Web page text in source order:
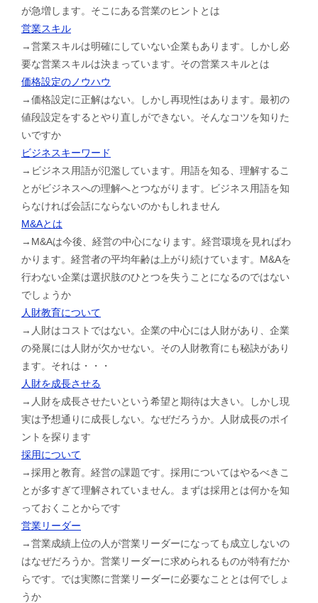
が急増します。そこにある営業のヒントとは
営業スキル
→営業スキルは明確にしていない企業もあります。しかし必
要な営業スキルは決まっています。その営業スキルとは
価格設定のノウハウ
→価格設定に正解はない。しかし再現性はあります。最初の
値段設定をするとやり直しができない。そんなコツを知りた
いですか
ビジネスキーワード
→ビジネス用語が氾濫しています。用語を知る、理解するこ
とがビジネスへの理解へとつながります。ビジネス用語を知
らなければ会話にならないのかもしれません
M&Aとは
→M&Aは今後、経営の中心になります。経営環境を見ればわ
かります。経営者の平均年齢は上がり続けています。M&Aを
行わない企業は選択肢のひとつを失うことになるのではない
でしょうか
人財教育について
→人財はコストではない。企業の中心には人財があり、企業
の発展には人財が欠かせない。その人財教育にも秘訣があり
ます。それは・・・
人財を成長させる
→人財を成長させたいという希望と期待は大きい。しかし現
実は予想通りに成長しない。なぜだろうか。人財成長のポイ
ントを探ります
採用について
→採用と教育。経営の課題です。採用についてはやるべきこ
とが多すぎて理解されていません。まずは採用とは何かを知
っておくことからです
営業リーダー
→営業成績上位の人が営業リーダーになっても成立しないの
はなぜだろうか。営業リーダーに求められるものが特有だか
らです。では実際に営業リーダーに必要なこととは何でしょ
うか